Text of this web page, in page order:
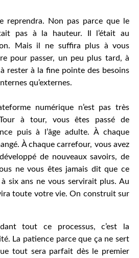
reprendra. Non pas parce que le
pas à la hauteur. Il l’était au
Mais il ne suffira plus à vous
pour passer, un peu plus tard, à
rester à la fine pointe des besoins
qu’externes.
numérique n’est pas très
à tour, vous êtes passé de
puis à l’âge adulte. À chaque
À chaque carrefour, vous avez
de nouveaux savoirs, de
ne vous êtes jamais dit que ce
six ans ne vous servirait plus. Au
toute votre vie. On construit sur
tout ce processus, c’est la
La patience parce que ça ne sert
tout sera parfait dès le premier